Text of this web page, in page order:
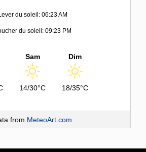
du soleil: 06:23 AM
du soleil: 09:23 PM
Sam
14/30°C
Dim
18/35°C
from MeteoArt.com